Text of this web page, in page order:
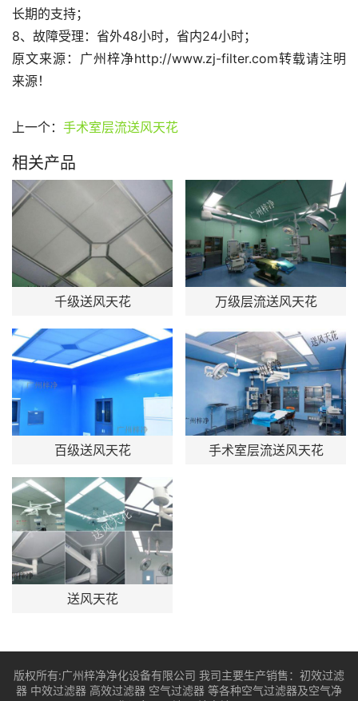
长期的支持；
8、故障受理：省外48小时，省内24小时；
原文来源：广州梓净http://www.zj-filter.com转载请注明
来源！
上一个： 手术室层流送风天花
相关产品
千级送风天花 万级层流送风天花
百级送风天花 手术室层流送风天花
送风天花
版权所有:广州梓净净化设备有限公司 我司主要生产销售： 初效过滤
器 中效过滤器 高效过滤器 空气过滤器 等各种空气过滤器及空气净